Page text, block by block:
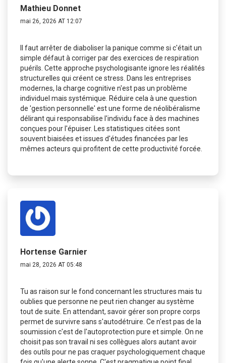
Mathieu Donnet
mai 26, 2026 AT 12:07
Il faut arrêter de diaboliser la panique comme si c'était un
simple défaut à corriger par des exercices de respiration
puérils. Cette approche psychologisante ignore les réalités
structurelles qui créent ce stress. Dans les entreprises
modernes, la charge cognitive n'est pas un problème
individuel mais systémique. Réduire cela à une question
de 'gestion personnelle' est une forme de néolibéralisme
délirant qui responsabilise l'individu face à des machines
conçues pour l'épuiser. Les statistiques citées sont
souvent biaisées et issues d'études financées par les
mêmes acteurs qui profitent de cette productivité forcée.
Hortense Garnier
mai 28, 2026 AT 05:48
Tu as raison sur le fond concernant les structures mais tu
oublies que personne ne peut rien changer au système
tout de suite. En attendant, savoir gérer son propre corps
permet de survivre sans s'autodétruire. Ce n'est pas de la
soumission c'est de l'autoprotection pure et simple. On ne
choisit pas son travail ni ses collègues alors autant avoir
des outils pour ne pas craquer psychologiquement chaque